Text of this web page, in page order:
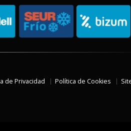
de Privacidad Política de Cookies